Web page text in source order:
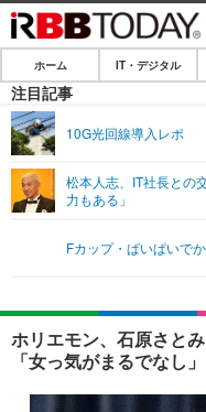
ホーム
IT・デジタル
ネタ
ショッピング
SPEED TEST
エンタメ
エンタメTOP
音楽
ライフTOP
ペット
その他
リリース一覧
プッシュ通知の停止方法
ホーム IT・デジタル
注目記事
10G光回線導入レポ
松本人志、IT社長との
力もある」
Fカップ・ぱいぱいで
ホリエモン、石原さと
「女っ気がまるでなし